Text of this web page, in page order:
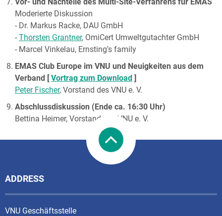
Moderierte Diskussion
- Dr. Markus Racke, DAU GmbH
- Thorsten Grantner, OmiCert Umweltgutachter GmbH
- Marcel Vinkelau, Ernsting's family
EMAS Club Europe im VNU und Neuigkeiten aus dem
Verband [Vortrag zum Download ]
Peter Fischer, Vorstand des VNU e. V.
Abschlussdiskussion (Ende ca. 16:30 Uhr)
Bettina Heimer, Vorstand des VNU e. V.
ADDRESS
VNU Geschäftsstelle